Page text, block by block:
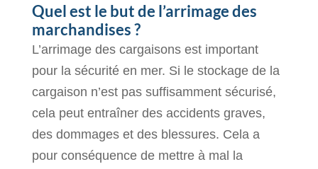
Quel est le but de l’arrimage des
marchandises ?
L’arrimage des cargaisons est important
pour la sécurité en mer. Si le stockage de la
cargaison n’est pas suffisamment sécurisé,
cela peut entraîner des accidents graves,
des dommages et des blessures. Cela a
pour conséquence de mettre à mal la